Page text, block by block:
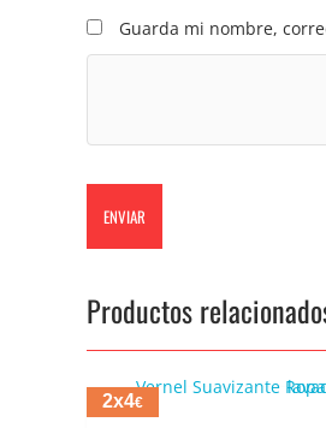
Guarda mi nombre,
Productos
2x4€